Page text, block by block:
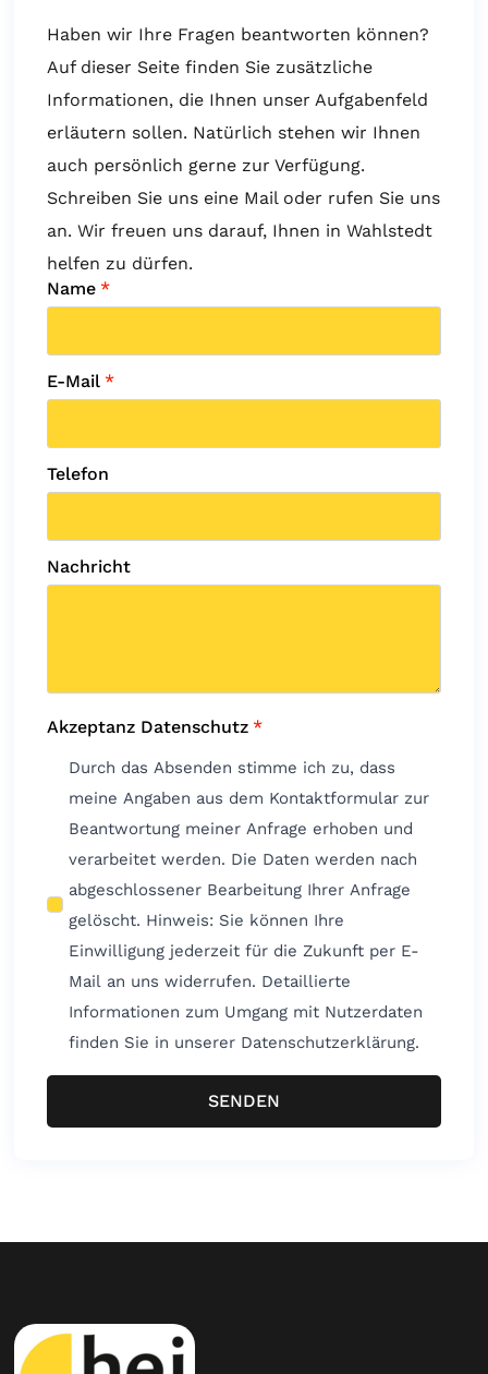
Haben wir Ihre Fragen beantworten können?
Auf dieser Seite finden Sie zusätzliche
Informationen, die Ihnen unser Aufgabenfeld
erläutern sollen. Natürlich stehen wir Ihnen
auch persönlich gerne zur Verfügung.
Schreiben Sie uns eine Mail oder rufen Sie uns
an. Wir freuen uns darauf, Ihnen in Wahlstedt
helfen zu dürfen.
Name *
E-Mail *
Telefon
Nachricht
Akzeptanz Datenschutz *
Durch das Absenden stimme ich zu, dass
meine Angaben aus dem Kontaktformular zur
Beantwortung meiner Anfrage erhoben und
verarbeitet werden. Die Daten werden nach
abgeschlossener Bearbeitung Ihrer Anfrage
gelöscht. Hinweis: Sie können Ihre
Einwilligung jederzeit für die Zukunft per E-
Mail an uns widerrufen. Detaillierte
Informationen zum Umgang mit Nutzerdaten
finden Sie in unserer Datenschutzerklärung.
SENDEN